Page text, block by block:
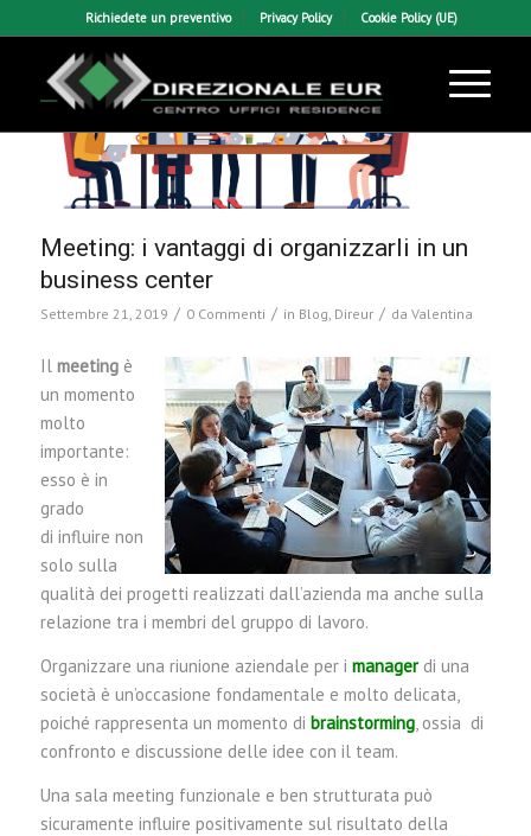
Richiedete un preventivo Privacy Policy Cookie Policy (UE)
Meeting: i vantaggi di organizzarli in un
business center
Settembre 21, 2019 / 0 Commenti / in Blog Direur / da Valentina
Il meetingè
un momento
molto
importante:
esso è in
grado
di influire non
solo sulla
qualità dei progetti realizzati dall’azienda ma anche sulla
relazione tra i membri del gruppo di lavoro.
Organizzare una riunione aziendale per i managerdi una
società è un’occasione fondamentale e molto delicata,
poiché rappresenta un momento di brainstorming, ossia di
confronto e discussione delle idee con il team.
Una sala meeting funzionale e ben strutturata può
sicuramente influire positivamente sul risultato della